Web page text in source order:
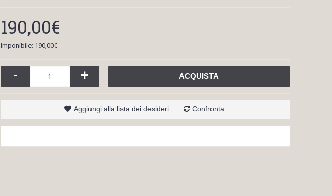
190,00€
Imponibile: 190,00€
- + ACQUISTA
Aggiungi alla lista dei desideri Confronta